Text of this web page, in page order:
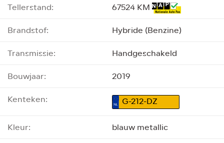
Tellerstand:
67524 KM
Brandstof:
Hybride (Benzine)
Transmissie:
Handgeschakeld
Bouwjaar:
2019
Kenteken:
G-212-DZ
Kleur:
blauw metallic